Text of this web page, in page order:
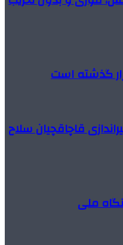
گذشته است
قاچاقچیان سلاح
نگاه ملی